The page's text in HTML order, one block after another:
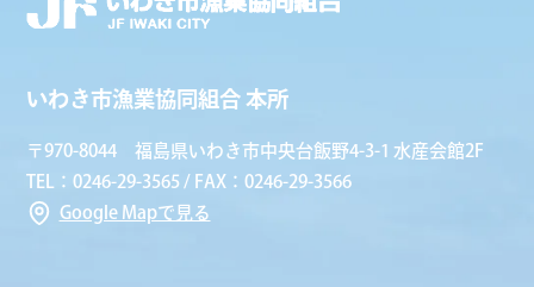
いわき市漁業協同組合 本所
〒970-8044 福島県いわき市中央台飯野4-3-1 水産会館2F
TEL：0246-29-3565 / FAX：0246-29-3566
Google Mapで見る